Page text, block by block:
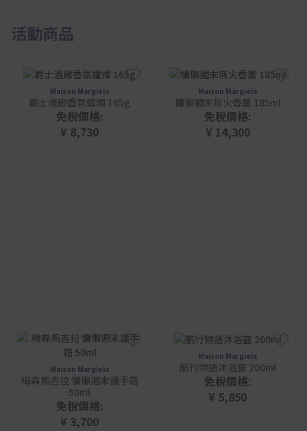
活動商品
Maison Margiela
爵士酒廊香氛蠟燭 165g
免稅價格:
¥ 8,730
Maison Margiela
慵懶週末無火香薰 185ml
免稅價格:
¥ 14,300
Maison Margiela
梅森馬吉拉 慵懶週末護手霜
50ml
免稅價格:
¥ 3,700
Maison Margiela
航行物語沐浴露 200ml
免稅價格:
¥ 5,850